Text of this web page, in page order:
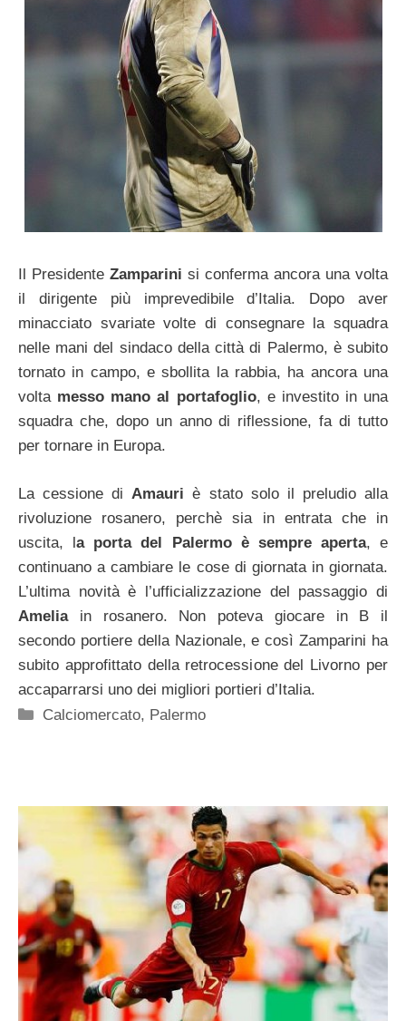
Il Presidente Zamparini si conferma ancora una volta
il dirigente più imprevedibile d’Italia. Dopo aver
minacciato svariate volte di consegnare la squadra
nelle mani del sindaco della città di Palermo, è subito
tornato in campo, e sbollita la rabbia, ha ancora una
volta messo mano al portafoglio, e investito in una
squadra che, dopo un anno di riflessione, fa di tutto
per tornare in Europa.
La cessione di Amauriè stato solo il preludio alla
rivoluzione rosanero, perchè sia in entrata che in
uscita, la porta del Palermo è sempre aperta, e
continuano a cambiare le cose di giornata in giornata.
L’ultima novità è l’ufficializzazione del passaggio di
Amelia in rosanero. Non poteva giocare in B il
secondo portiere della Nazionale, e così Zamparini ha
subito approfittato della retrocessione del Livorno per
accaparrarsi uno dei migliori portieri d’Italia.
Categorie
Calciomercato, Palermo